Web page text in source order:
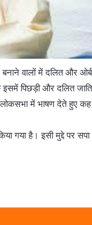
वालों में दलित और
पिछड़ी और दलित
में भाषण देते हुए कह
गया है। इसी मुद्दे पर